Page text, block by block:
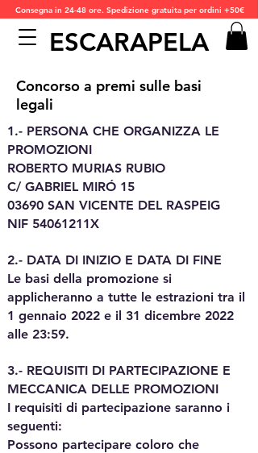
Consegna in 24-48 ore. Spedizione gratuita per ordini +50€
ESCARAPELA
Concorso a premi sulle basi
legali
1.- PERSONA CHE ORGANIZZA LE
PROMOZIONI
ROBERTO MURIAS RUBIO
C/ GABRIEL MIRÓ 15
03690 SAN VICENTE DEL RASPEIG
NIF 54061211X
2.- DATA DI INIZIO E DATA DI FINE
Le basi della promozione si
applicheranno a tutte le estrazioni tra il
1 gennaio 2022 e il 31 dicembre 2022
alle 23:59.
3.- REQUISITI DI PARTECIPAZIONE E
MECCANICA DELLE PROMOZIONI
I requisiti di partecipazione saranno i
seguenti:
Possono partecipare coloro che